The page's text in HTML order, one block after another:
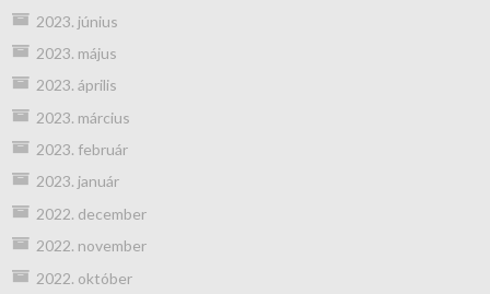
2023. június
2023. május
2023. április
2023. március
2023. február
2023. január
2022. december
2022. november
2022. október